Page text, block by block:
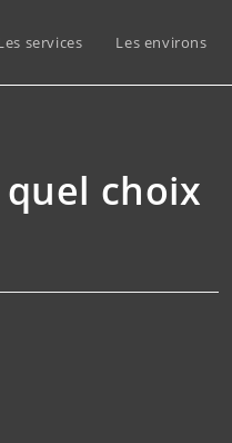
services Les environs
choix